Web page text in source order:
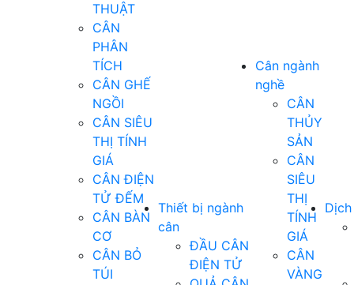
THUẬT
CÂN
PHÂN
TÍCH
CÂN GHẾ
NGỒI
CÂN SIÊU
THỊ TÍNH
GIÁ
CÂN ĐIỆN
TỬ ĐẾM
CÂN BÀN
CƠ
CÂN BỎ
TÚI
Thiết bị ngành
cân
ĐẦU CÂN
ĐIỆN TỬ
Cân ngành
nghề
CÂN
THỦY
SẢN
CÂN
SIÊU
THỊ
TÍNH
GIÁ
CÂN
VÀNG